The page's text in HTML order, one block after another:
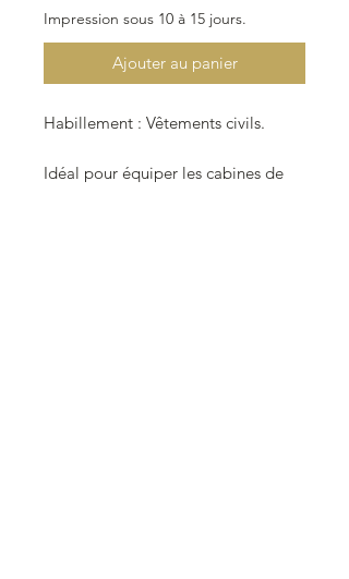
Impression sous 10 à 15 jours.
Ajouter au panier
Habillement : Vêtements civils.
Idéal pour équiper les cabines de